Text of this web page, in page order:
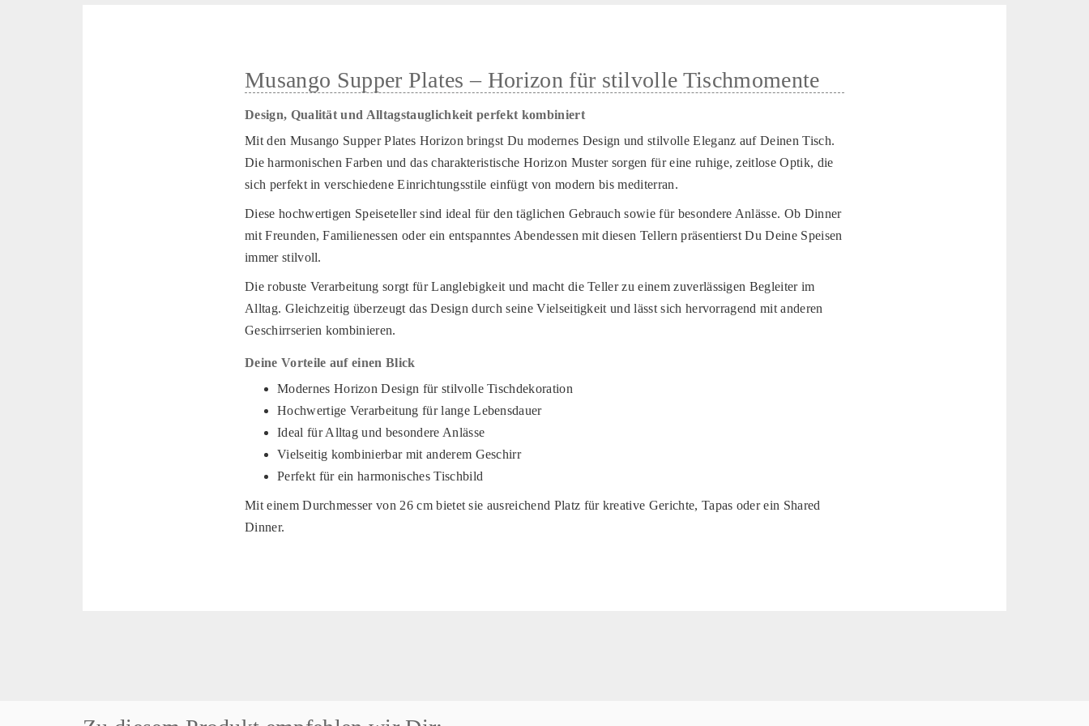
Musango Supper Plates – Horizon für stilvolle Tischmomente
Design, Qualität und Alltagstauglichkeit perfekt kombiniert
Mit den Musango Supper Plates Horizon bringst Du modernes Design und stilvolle Eleganz auf Deinen Tisch.
Die harmonischen Farben und das charakteristische Horizon Muster sorgen für eine ruhige, zeitlose Optik, die
sich perfekt in verschiedene Einrichtungsstile einfügt von modern bis mediterran.
Diese hochwertigen Speiseteller sind ideal für den täglichen Gebrauch sowie für besondere Anlässe. Ob Dinner
mit Freunden, Familienessen oder ein entspanntes Abendessen mit diesen Tellern präsentierst Du Deine Speisen
immer stilvoll.
Die robuste Verarbeitung sorgt für Langlebigkeit und macht die Teller zu einem zuverlässigen Begleiter im
Alltag. Gleichzeitig überzeugt das Design durch seine Vielseitigkeit und lässt sich hervorragend mit anderen
Geschirrserien kombinieren.
Deine Vorteile auf einen Blick
Modernes Horizon Design für stilvolle Tischdekoration
Hochwertige Verarbeitung für lange Lebensdauer
Ideal für Alltag und besondere Anlässe
Vielseitig kombinierbar mit anderem Geschirr
Perfekt für ein harmonisches Tischbild
Mit einem Durchmesser von 26 cm bietet sie ausreichend Platz für kreative Gerichte, Tapas oder ein Shared
Dinner.